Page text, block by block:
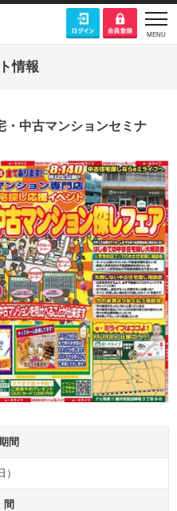
情報
・中古マンションセミナ
間